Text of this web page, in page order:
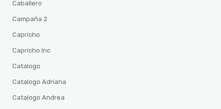
Caballero
Campaña 2
Capricho
Capricho Inc
Catalogo
Catalogo Adriana
Catalogo Andrea